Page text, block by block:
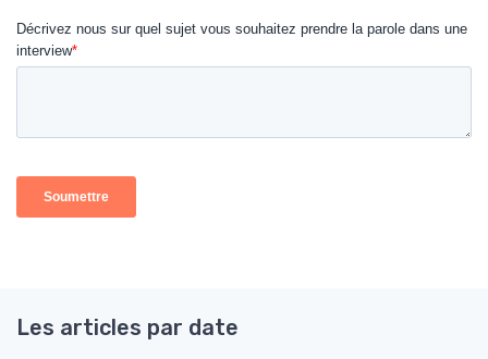
Les articles par date